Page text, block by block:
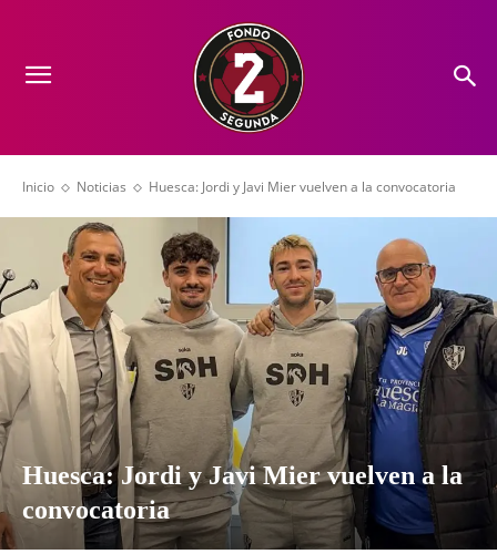
Inicio Noticias Huesca: Jordi y Javi Mier vuelven a la convocatoria
Huesca: Jordi y Javi Mier vuelven a la
convocatoria